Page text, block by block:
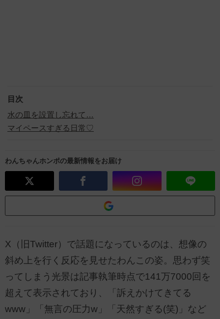
目次
水の皿を設置し忘れて…
マイペースすぎる日常♡
わんちゃんホンポの最新情報をお届け
X（旧Twitter）で話題になっているのは、想像の
斜め上を行く反応を見せたわんこの姿。思わず笑
ってしまう光景は記事執筆時点で141万7000回を
超えて表示されており、「訴えかけてきてる
www」「無言の圧力w」「天然すぎる(笑)」など